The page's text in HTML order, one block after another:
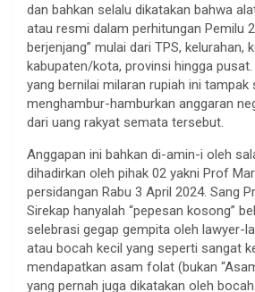
dan bahkan selalu dikatakan bahwa
atau resmi dalam perhitungan Pemilu
berjenjang” mulai dari TPS, kelurahan,
kabupaten/kota, provinsi hingga pusat.
yang bernilai milaran rupiah ini tampak
menghambur-hamburkan anggaran
dari uang rakyat semata tersebut.
Anggapan ini bahkan di-amin-i oleh
dihadirkan oleh pihak 02 yakni Prof
persidangan Rabu 3 April 2024. Sang
Sirekap hanyalah “pepesan kosong”
selebrasi gegap gempita oleh lawyer-
atau bocah kecil yang seperti sangat
mendapatkan asam folat (bukan
yang pernah juga dikatakan oleh